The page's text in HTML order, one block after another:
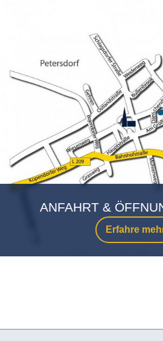
Erfahre
ANFAHRT &